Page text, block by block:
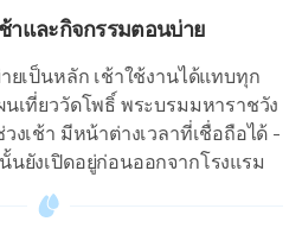
าและกิจกรรมตอนบ่าย
ยเป็นหลัก เช้าใช้งานได้แทบทุก
เที่ยววัดโพธิ์ พระบรมมหาราชวัง
งเช้า มีหน้าต่างเวลาที่เชื่อถือได้ -
นยังเปิดอยู่ก่อนออกจากโรงแรม